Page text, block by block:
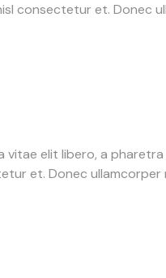
consectetur et. Donec
vitae elit libero, a
et. Donec